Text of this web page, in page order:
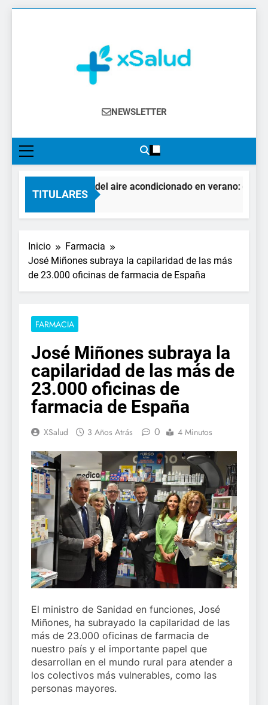
XSalud
Noticias Del Sector Salud. Congresos Y
Farmacéutica, Atención Primaria,
Especialistas, Farmacia, Etc…
NEWSLETTER
TITULARES
El impacto del aire acondicionado en verano:
1 Hora Atrás
Inicio
Farmacia
José Miñones subraya la capilaridad de las más
de 23.000 oficinas de farmacia de España
FARMACIA
José Miñones subraya la
capilaridad de las más de
23.000 oficinas de
farmacia de España
XSalud 3 Años Atrás 0 4 Minutos
El ministro de Sanidad en funciones, José
Miñones, ha subrayado la capilaridad de las
más de 23.000 oficinas de farmacia de
nuestro país y el importante papel que
desarrollan en el mundo rural para atender a
los colectivos más vulnerables, como las
personas mayores.